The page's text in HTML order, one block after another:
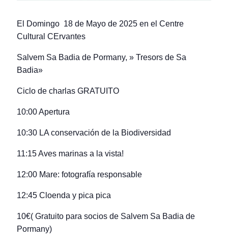
El Domingo 18 de Mayo de 2025 en el Centre
Cultural CErvantes
Salvem Sa Badia de Pormany, » Tresors de Sa
Badia»
Ciclo de charlas GRATUITO
10:00 Apertura
10:30 LA conservación de la Biodiversidad
11:15 Aves marinas a la vista!
12:00 Mare: fotografía responsable
12:45 Cloenda y pica pica
10€( Gratuito para socios de Salvem Sa Badia de
Pormany)